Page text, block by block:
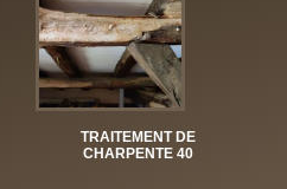
TRAITEMENT DE
CHARPENTE 40